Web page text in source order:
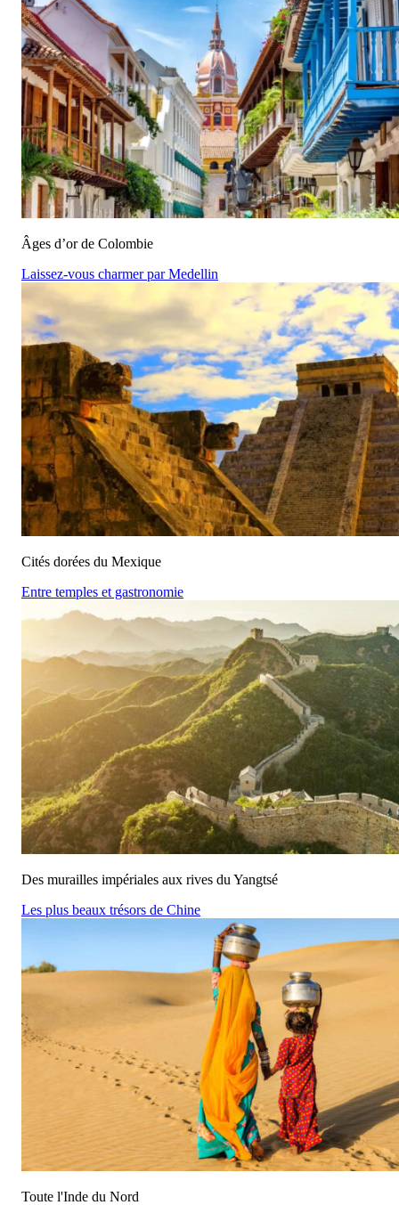
Âges d’or de Colombie
Laissez-vous charmer par Medellin
Cités dorées du Mexique
Entre temples et gastronomie
Des murailles impériales aux rives du Yangtsé
Les plus beaux trésors de Chine
Toute l'Inde du Nord